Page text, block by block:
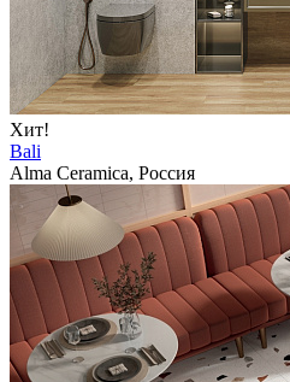
Хит!
Bali
Alma Ceramica, Россия